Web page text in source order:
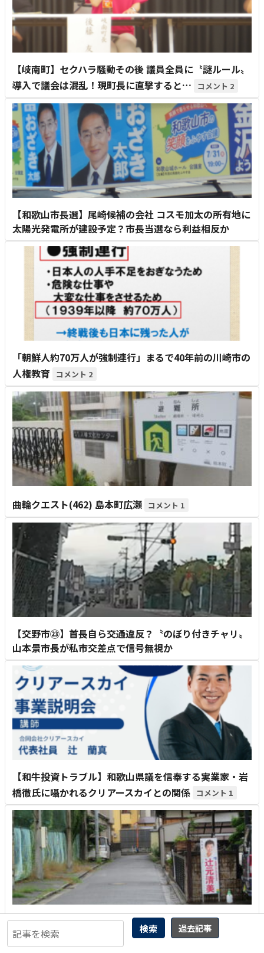
検索 過去記事
【岐南町】セクハラ騒動その後 議員全員に〝謎ルール〟
導入で議会は混乱！現町長に直撃すると…
2
【和歌山市長選】尾崎候補の会社 コスモ加太の所有地に
太陽光発電所が建設予定？市長当選なら利益相反か
「朝鮮人約70万人が強制連行」まるで40年前の川崎市の
人権教育
2
曲輪クエスト(462) 島本町広瀬 1
【交野市㉓】首長自ら交通違反？〝のぼり付きチャリ〟
山本景市長が私市交差点で信号無視か
【和牛投資トラブル】和歌山県議を信奉する実業家・岩
橋徹氏に囁かれるクリアースカイとの関係
1
曲輪クエスト(461) 高槻市春日町 4